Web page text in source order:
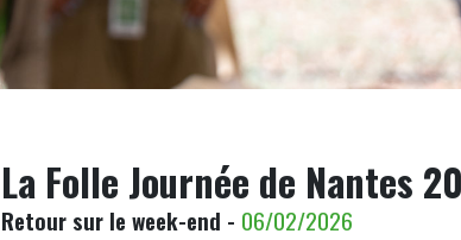
La Folle Journée de Nantes
Retour sur le week-end - 06/02/2026